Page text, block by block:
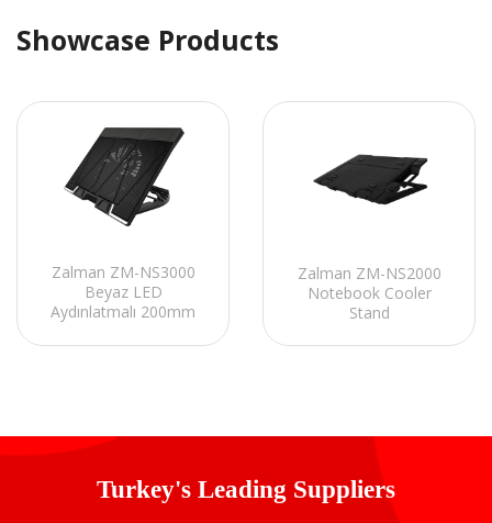
Showcase Products
Zalman ZM-NS3000
Beyaz LED
Aydınlatmalı 200mm
Soğutucu Stand
Zalman ZM-NS2000
Notebook Cooler
Stand
Turkey's Leading Suppliers